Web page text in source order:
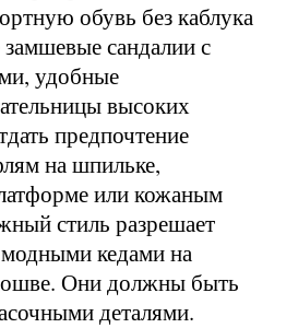
обувь без каблука
сандалии с
удобные
высоких
предпочтение
на шпильке,
или кожаным
стиль разрешает
модными кедами на
Они должны быть
деталями.